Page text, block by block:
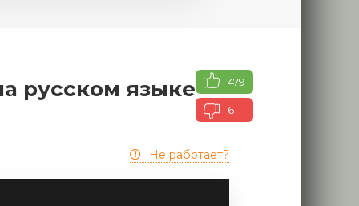
русском языке 479
61
Не работает?